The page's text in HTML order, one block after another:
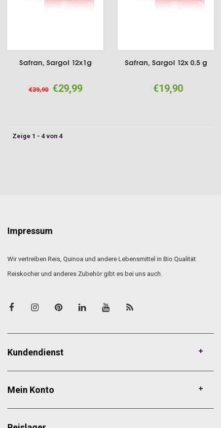
Safran, Sargol 12x1g
€39,90 €29,99
Safran, Sargol 12x 0.5 g
€19,90
Zeige 1 - 4 von 4
Impressum
Wir vertreiben Reis, Quinoa und andere Lebensmittel in Bio Qualität.
Reiskocher und anderes Zubehör gibt es bei uns auch.
Kundendienst
Mein Konto